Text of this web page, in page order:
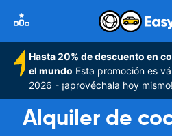
Hasta 20% de descuento en
el mundo Esta promoción es
2026 - ¡aprovéchala hoy mismo!
Alquiler de